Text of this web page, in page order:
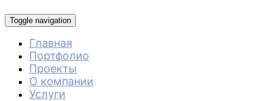
Toggle navigation
Главная
Портфолио
Проекты
О компании
Услуги